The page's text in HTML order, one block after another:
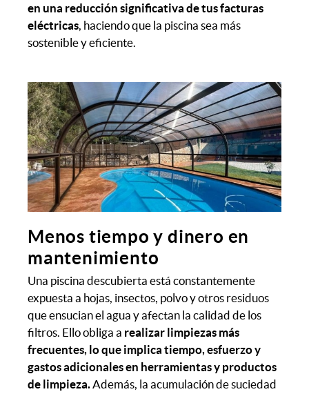
en una reducción significativa de tus facturas
eléctricas , haciendo que la piscina sea más
sostenible y eficiente.
Menos tiempo y dinero en
mantenimiento
Una piscina descubierta está constantemente
expuesta a hojas, insectos, polvo y otros residuos
que ensucian el agua y afectan la calidad de los
filtros. Ello obliga a realizar limpiezas más
frecuentes, lo que implica tiempo, esfuerzo y
gastos adicionales en herramientas y productos
de limpieza.Además, la acumulación de suciedad